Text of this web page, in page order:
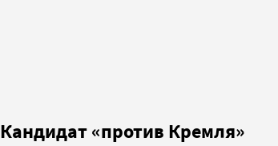
Кандидат «против Кремля»